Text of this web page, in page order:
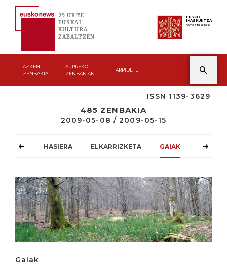
25 URTE
EUSKAL
KULTURA
ZABALTZEN
EUSKO
IKASKUNTZA
Asmoz ta jakitez
AZKEN
ZENBAKIA
AURREKO
ZENBAKIAK
HARPIDETU
ISSN 1139-3629
485 ZENBAKIA
2009-05-08 / 2009-05-15
HASIERA ELKARRIZKETA GAIAK
Gaiak